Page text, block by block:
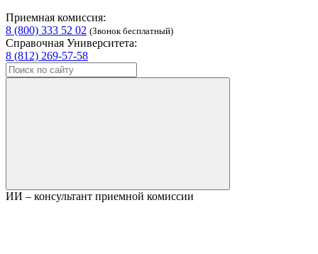
Приемная комиссия:
8 (800) 333 52 02 (Звонок бесплатный)
Справочная Университета:
8 (812) 269-57-58
ИИ – консультант приемной комиссии